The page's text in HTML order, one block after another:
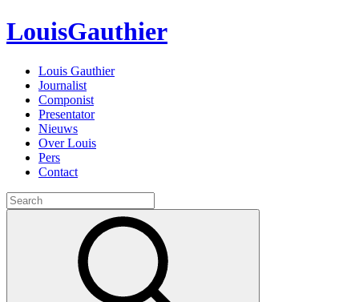
LouisGauthier
Louis Gauthier
Journalist
Componist
Presentator
Nieuws
Over Louis
Pers
Contact
Search
for: